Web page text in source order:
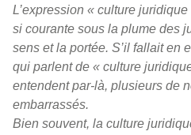
L’expression « culture
si courante sous la plume des
sens et la portée. S’il fallait en
qui parlent de « culture
entendent par-là, plusieurs de
embarrassés.
Bien souvent, la culture